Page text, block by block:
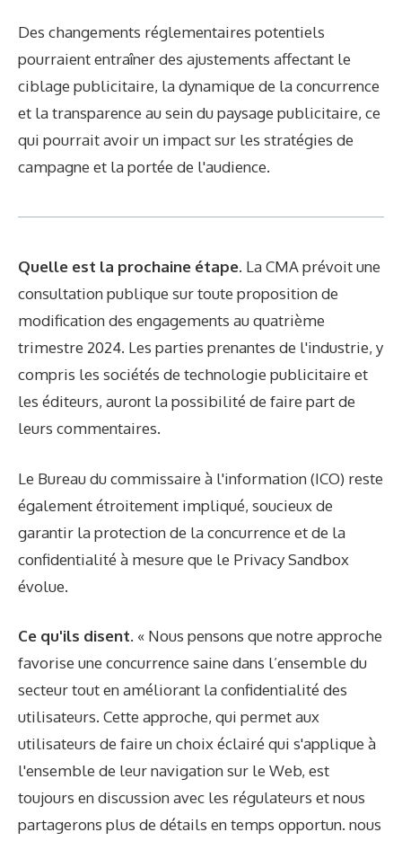
Des changements réglementaires potentiels
pourraient entraîner des ajustements affectant le
ciblage publicitaire, la dynamique de la concurrence
et la transparence au sein du paysage publicitaire, ce
qui pourrait avoir un impact sur les stratégies de
campagne et la portée de l'audience.
Quelle est la prochaine étape. La CMA prévoit une
consultation publique sur toute proposition de
modification des engagements au quatrième
trimestre 2024. Les parties prenantes de l'industrie, y
compris les sociétés de technologie publicitaire et
les éditeurs, auront la possibilité de faire part de
leurs commentaires.
Le Bureau du commissaire à l'information (ICO) reste
également étroitement impliqué, soucieux de
garantir la protection de la concurrence et de la
confidentialité à mesure que le Privacy Sandbox
évolue.
Ce qu'ils disent. « Nous pensons que notre approche
favorise une concurrence saine dans l’ensemble du
secteur tout en améliorant la confidentialité des
utilisateurs. Cette approche, qui permet aux
utilisateurs de faire un choix éclairé qui s'applique à
l'ensemble de leur navigation sur le Web, est
toujours en discussion avec les régulateurs et nous
partagerons plus de détails en temps opportun. nous